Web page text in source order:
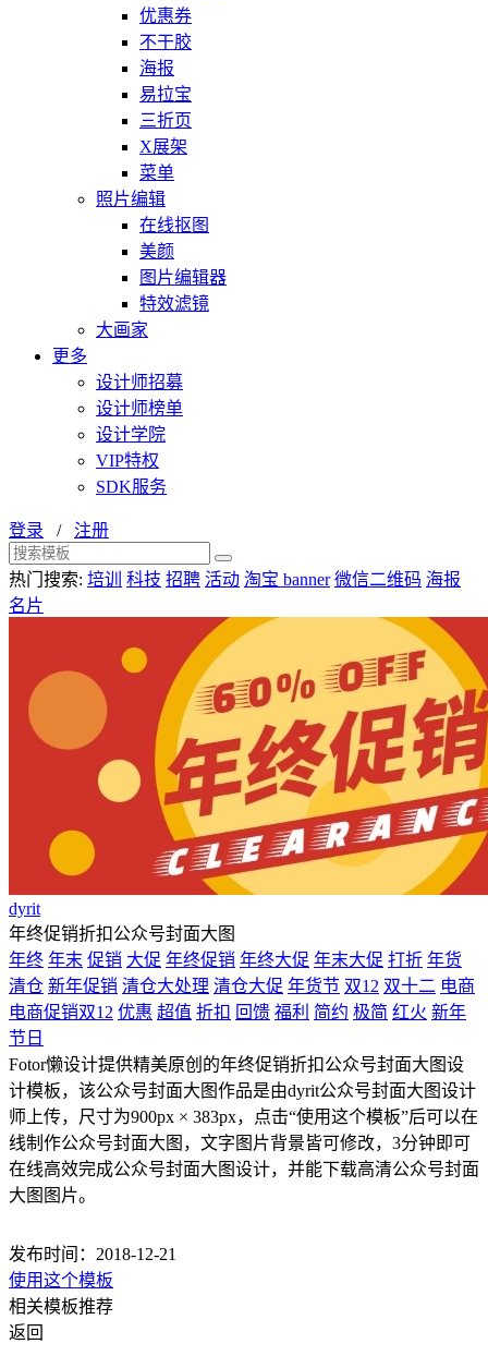
优惠券
不干胶
海报
易拉宝
三折页
X展架
菜单
照片编辑
在线抠图
美颜
图片编辑器
特效滤镜
大画家
更多
设计师招募
设计师榜单
设计学院
VIP特权
SDK服务
登录 / 注册
热门搜索: 培训 科技 招聘 活动 淘宝 banner 微信二维码 海报
名片
dyrit
年终促销折扣公众号封面大图
年终 年末 促销 大促 年终促销 年终大促 年末大促 打折 年货
清仓 新年促销 清仓大处理 清仓大促 年货节 双12 双十二 电商
电商促销双12 优惠 超值 折扣 回馈 福利 简约 极简 红火 新年
节日
Fotor懒设计提供精美原创的年终促销折扣公众号封面大图设
计模板，该公众号封面大图作品是由dyrit公众号封面大图设计
师上传，尺寸为900px × 383px，点击“使用这个模板”后可以在
线制作公众号封面大图，文字图片背景皆可修改，3分钟即可
在线高效完成公众号封面大图设计，并能下载高清公众号封面
大图图片。
发布时间：2018-12-21
使用这个模板
相关模板推荐
返回